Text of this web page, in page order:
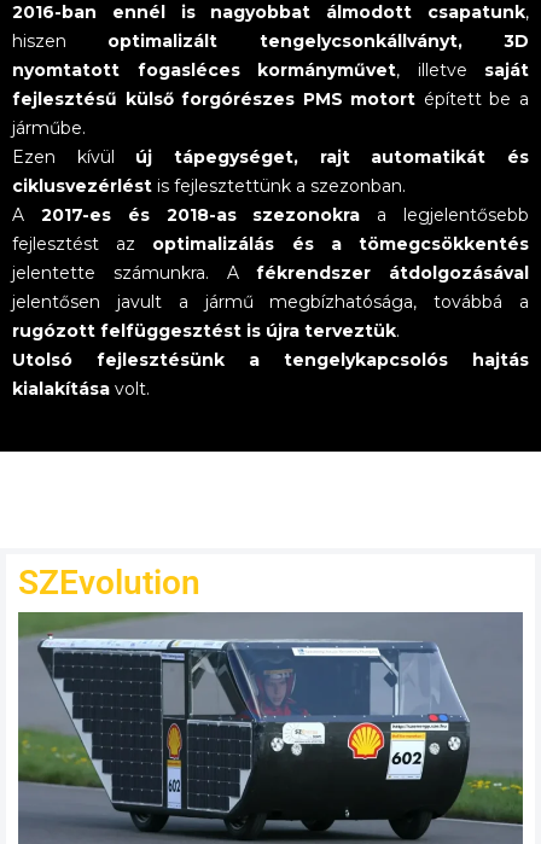
2016-ban ennél is nagyobbat álmodott csapatunk,
hiszen optimalizált tengelycsonkállványt, 3D
nyomtatott fogasléces kormányművet, illetve saját
fejlesztésű külső forgórészes PMS motort épített be a
járműbe.
Ezen kívül új tápegységet, rajt automatikát és
ciklusvezérlést is fejlesztettünk a szezonban.
A 2017-es és 2018-as szezonokra a legjelentősebb
fejlesztést az optimalizálás és a tömegcsökkentés
jelentette számunkra. Afékrendszer átdolgozásával
jelentősen javult a jármű megbízhatósága, továbbá a
rugózott felfüggesztést is újra terveztük.
Utolsó fejlesztésünk a tengelykapcsolós hajtás
kialakítása volt.
SZEvolution